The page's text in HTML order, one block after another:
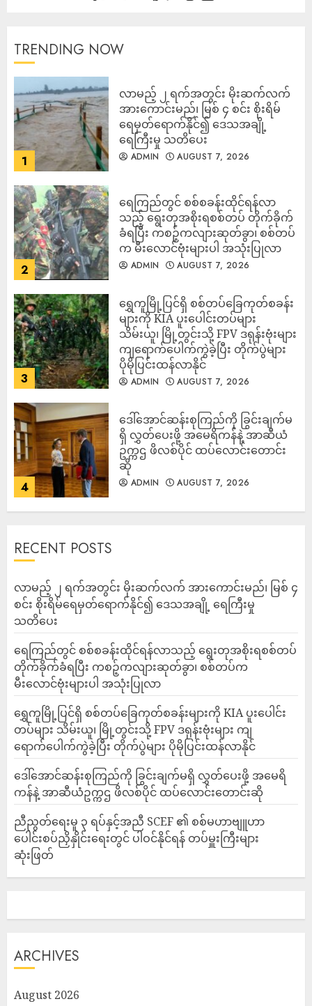
TRENDING NOW
1
လာမည့် ၂ ရက်အတွင်း မိုးဆက်လက်
အားကောင်းမည်၊ မြစ် ၄ စင်း စိုးရိမ်
ရေမှတ်ရောက်နိုင်၍ ဒေသအချို့
ရေကြီးမှု သတိပေး
ADMIN AUGUST 7, 2026
2
ရေကြည်တွင် စစ်စခန်းထိုင်ရန်လာ
သည့် ရွေးတုအစိုးရစစ်တပ် တိုက်ခိုက်
ခံရပြီး ကစဉ့်ကလျားဆုတ်ခွာ၊ စစ်တပ်
က မီးလောင်ဗုံးများပါ အသုံးပြုလာ
ADMIN AUGUST 7, 2026
3
‎ရွှေကူမြို့ပြင်ရှိ စစ်တပ်ခြေကုတ်စခန်း
များကို KIA ပူးပေါင်းတပ်များ
သိမ်းယူ၊ မြို့တွင်းသို့ FPV ဒရုန်းဗုံးများ
ကျရောက်ပေါက်ကွဲခဲ့ပြီး တိုက်ပွဲများ
ပိုမိုပြင်းထန်လာနိုင်
ADMIN AUGUST 7, 2026
4
ဒေါ်အောင်ဆန်းစုကြည်ကို ခြွင်းချက်မ
ရှိ လွှတ်ပေးဖို့ အမေရိကန်နဲ့ အာဆီယံ
ဥက္ကဌ ဖိလစ်ပိုင် ထပ်လောင်းတောင်း
ဆို
ADMIN AUGUST 7, 2026
RECENT POSTS
လာမည့် ၂ ရက်အတွင်း မိုးဆက်လက် အားကောင်းမည်၊ မြစ် ၄
စင်း စိုးရိမ်ရေမှတ်ရောက်နိုင်၍ ဒေသအချို့ ရေကြီးမှု
သတိပေး
ရေကြည်တွင် စစ်စခန်းထိုင်ရန်လာသည့် ရွေးတုအစိုးရစစ်တပ်
တိုက်ခိုက်ခံရပြီး ကစဉ့်ကလျားဆုတ်ခွာ၊ စစ်တပ်က
မီးလောင်ဗုံးများပါ အသုံးပြုလာ
‎ရွှေကူမြို့ပြင်ရှိ စစ်တပ်ခြေကုတ်စခန်းများကို KIA ပူးပေါင်း
တပ်များ သိမ်းယူ၊ မြို့တွင်းသို့ FPV ဒရုန်းဗုံးများ ကျ
ရောက်ပေါက်ကွဲခဲ့ပြီး တိုက်ပွဲများ ပိုမိုပြင်းထန်လာနိုင်
ဒေါ်အောင်ဆန်းစုကြည်ကို ခြွင်းချက်မရှိ လွှတ်ပေးဖို့ အမေရိ
ကန်နဲ့ အာဆီယံဥက္ကဌ ဖိလစ်ပိုင် ထပ်လောင်းတောင်းဆို
ညီညွတ်ရေးမူ ၃ ရပ်နှင့်အညီ SCEF ၏ စစ်မဟာဗျူဟာ
ပေါင်းစပ်ညှိနှိုင်းရေးတွင် ပါဝင်နိုင်ရန် တပ်မှူးကြီးများ
ဆုံးဖြတ်
ARCHIVES
August 2026